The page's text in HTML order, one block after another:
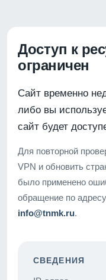
Доступ к
ограничен
Сайт временно
либо вы
сайт будет
Для повторной
VPN и обновить
было применено
обращение по
info@tnmk.ru.
СВЕДЕНИЯ